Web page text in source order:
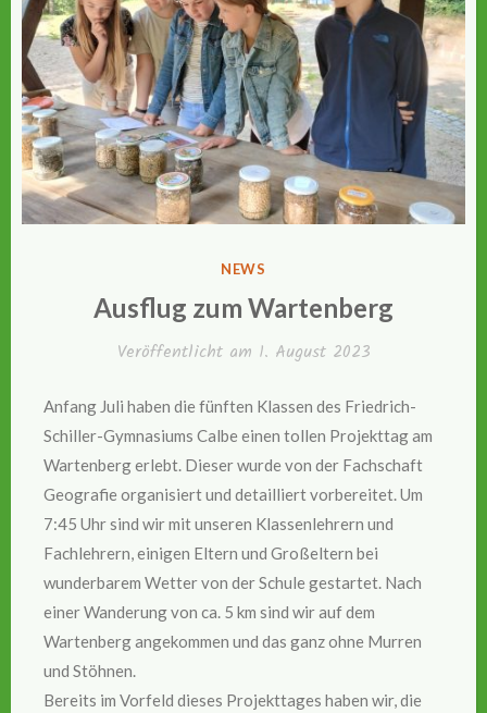
VERÖFFENTLICHT
NEWS
Ausflug zum Wartenberg
Veröffentlicht am 1. August 2023
Anfang Juli haben die fünften Klassen des Friedrich-
Schiller-Gymnasiums Calbe einen tollen Projekttag am
Wartenberg erlebt. Dieser wurde von der Fachschaft
Geografie organisiert und detailliert vorbereitet. Um
7:45 Uhr sind wir mit unseren Klassenlehrern und
Fachlehrern, einigen Eltern und Großeltern bei
wunderbarem Wetter von der Schule gestartet. Nach
einer Wanderung von ca. 5 km sind wir auf dem
Wartenberg angekommen und das ganz ohne Murren
und Stöhnen.
Bereits im Vorfeld dieses Projekttages haben wir, die